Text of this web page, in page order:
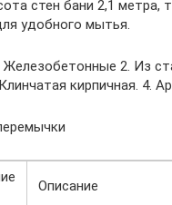
стен бани 2,1 метра,
удобного мытья.
2. Из
кирпичная. 4.
Описание